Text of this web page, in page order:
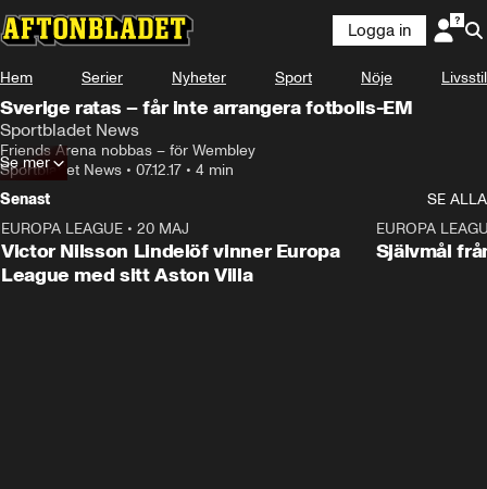
Logga in
Hem Serier Nyheter Sport Nöje Livsstil
Sverige ratas – får inte arrangera fotbolls-EM
Sportbladet News
Friends Arena nobbas – för Wembley
Sportbladet News • 07.12.17 • 4 min
Se mer
Senast
SE ALLA
EUROPA LEAGUE • 20 MAJ
Victor Nilsson Lindelöf vinner Europa
League med sitt Aston Villa
EUROPA
Självmål